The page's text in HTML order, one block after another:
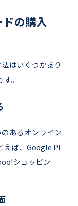
の購入
はいくつかあり
。
あるオンライン
えば、Google Pl
ショッピン